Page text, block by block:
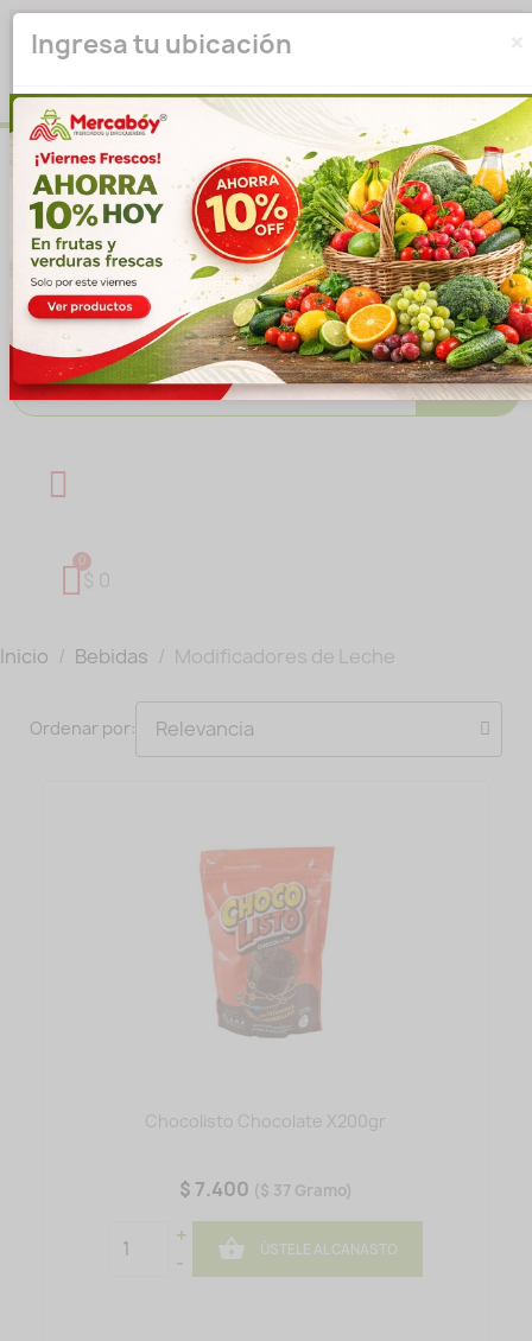
Seleccione su ubicación para que podamos verificar si
actualmente prestamos servicio en su área.
Ingresa tu ubicación
Introducir ubicación
No volver a mostrar esta ventana emergente
IR A LA TIENDA
Buscar
$ 0
Inicio Bebidas Modificadores de Leche
Ordenar por:
Chocolisto Chocolate X200gr
$ 7.400 ($ 37 Gramo)
+
-
 ÚSTELE AL CANASTO